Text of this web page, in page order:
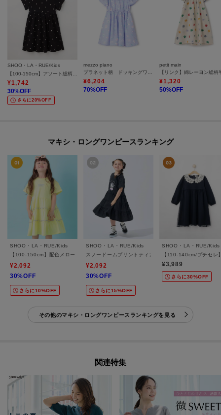
SHOO・LA・RUE/Kids
¥1,742
30%OFF
さらに20%OFF
mezzo piano
¥6,204
70%OFF
petit main
¥1,320
50%OFF
マキシ・ロングワンピースランキング
SHOO・LA・RUE/Kids
【100-150cm】配色メローティアードワンピース
¥2,092
30%OFF
さらに10%OFF
SHOO・LA・RUE/Kids
スノードームプリントティアードカットワンピ
¥2,092
30%OFF
さらに15%OFF
SHOO・LA・RUE/Kids
【110-140cm/プチセレ
¥3,989
さらに30%OFF
その他のマキシ・ロングワンピースランキングを見る
関連特集